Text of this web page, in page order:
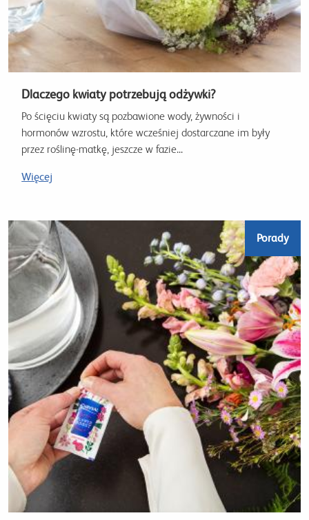
Dlaczego kwiaty potrzebują odżywki?
Po ścięciu kwiaty są pozbawione wody, żywności i
hormonów wzrostu, które wcześniej dostarczane im były
przez roślinę-matkę, jeszcze w fazie...
Więcej
Porady